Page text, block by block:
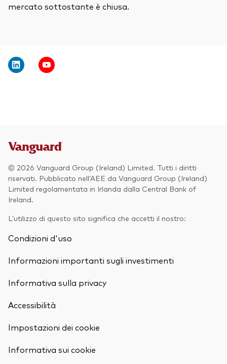
mercato sottostante è chiusa.
© 2026 Vanguard Group (Ireland) Limited. Tutti i diritti
riservati. Pubblicato nell’AEE da Vanguard Group (Ireland)
Limited regolamentata in Irlanda dalla Central Bank of
Ireland.
L’utilizzo di questo sito significa che accetti il nostro:
Condizioni d'uso
Informazioni importanti sugli investimenti
Informativa sulla privacy
Accessibilità
Impostazioni dei cookie
Informativa sui cookie